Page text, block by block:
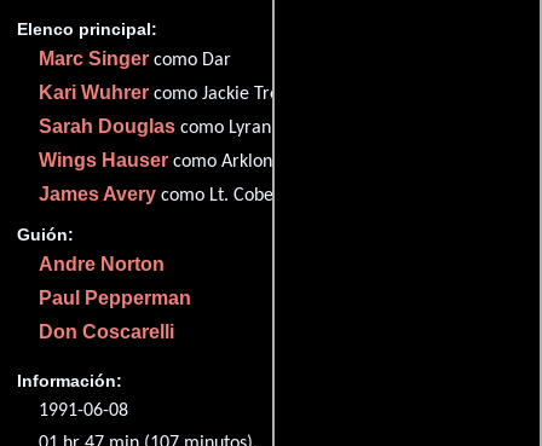
Elenco principal:
Marc Singer como Dar
Kari Wuhrer como Jackie Trent
Sarah Douglas como Lyranna
Wings Hauser como Arklon
James Avery como Lt. Coberly
Guión:
Andre Norton
Paul Pepperman
Don Coscarelli
Información:
1991-06-08